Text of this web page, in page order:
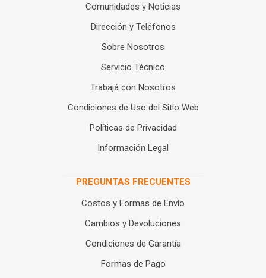
Comunidades y Noticias
Dirección y Teléfonos
Sobre Nosotros
Servicio Técnico
Trabajá con Nosotros
Condiciones de Uso del Sitio Web
Políticas de Privacidad
Información Legal
PREGUNTAS FRECUENTES
Costos y Formas de Envío
Cambios y Devoluciones
Condiciones de Garantía
Formas de Pago